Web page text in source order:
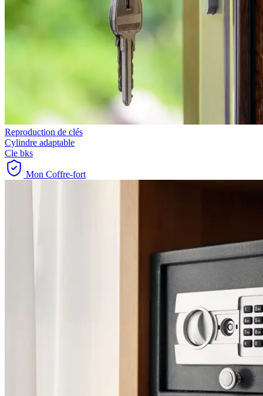
Reproduction de clés
Cylindre adaptable
Cle bks
Mon Coffre-fort